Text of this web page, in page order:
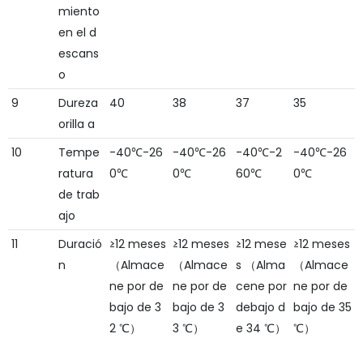
miento
en el d
escans
o
9
Dureza
orilla a
40 38 37 35
10
Tempe
ratura
de trab
ajo
-40℃-26
0℃
-40℃-26
0℃
-40℃-2
60℃
-40℃-26
0℃
11
Duració
n
≥12 meses
（Almace
ne por de
bajo de 3
2 ℃）
≥12 meses
（Almace
ne por de
bajo de 3
3 ℃）
≥12 mese
s （Alma
cene por
debajo d
e 34 ℃）
≥12 meses
（Almace
ne por de
bajo de 35
℃）